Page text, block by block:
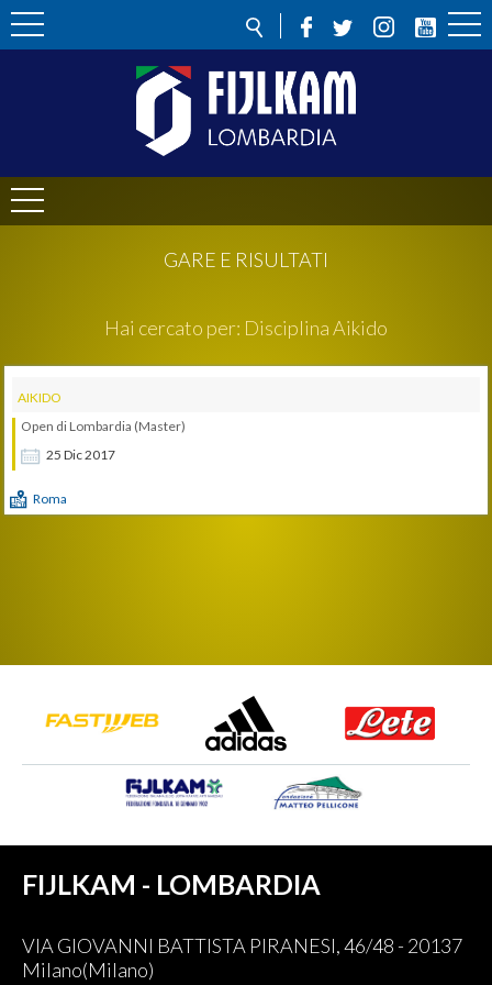
GARE E RISULTATI
Hai cercato per: DisciplinaAikido
AIKIDO
25 Dic2017
Open di Lombardia (Master)
Roma
FIJLKAM - LOMBARDIA
VIA GIOVANNI BATTISTA PIRANESI, 46/48 - 20137
Milano(Milano)